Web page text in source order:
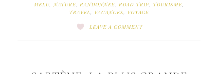
MELU
NATURE RANDONNEE ROAD TRIP TOURISME
TRAVEL
VACANCES VOYAGE
LEAVE A COMMENT